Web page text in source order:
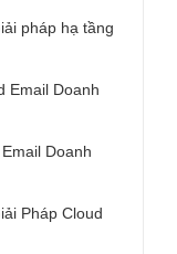
pháp hạ tầng
Email Doanh
Doanh
Pháp Cloud